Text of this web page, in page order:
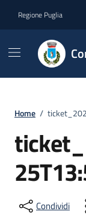
Regione Puglia
Home /
Condividi